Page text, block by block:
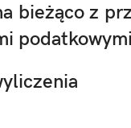
bieżąco z